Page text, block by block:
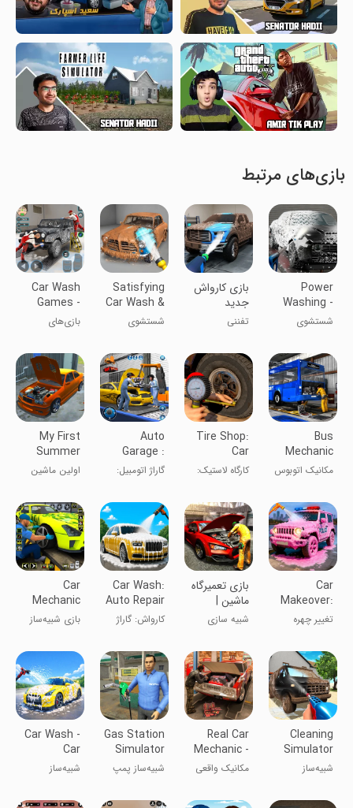
بازی‌های مرتبط
Power
Washing -
Car Wash
Games
شستشوی
بازی‌های
کارواش
بازی کارواش
جدید
تفننی
Satisfying
Car Wash &
Repair
شستشوی
لذت‌بخش
Car Wash
Games -
Car Games
3D
بازی‌های
ماشین -
بازی‌های ماشین
۳D
Bus
Mechanic
Auto Repair
مکانیک اتوبوس
Tire Shop:
Car
Mechanic
Games
کارگاه لاستیک:
مکانیک خودرو
Auto
Garage :
Car
Mechanic
گاراژ اتومبیل:
مکانیک خودرو
My First
Summer
Car:
Mechanic
اولین ماشین
مکانیک
Car
Makeover:
ASMR
Games
تغییر چهره
بازی‌های
ASMR
بازی تعمیرگاه
ماشین |
مکانیکی
شبیه سازی
Car Wash:
Auto Repair
Garage
کارواش: گاراژ
Car
Mechanic
Simulator
Game 3D
بازی شبیه‌ساز
۳D
Cleaning
Simulator
Wash
Games
شبیه‌ساز
شست‌وشو
Real Car
Mechanic -
Car Repair
مکانیک واقعی
خودرو
Gas Station
Simulator
Junkyard
شبیه‌ساز پمپ
Car Wash -
Car
Mechanic
Garage
شبیه‌ساز